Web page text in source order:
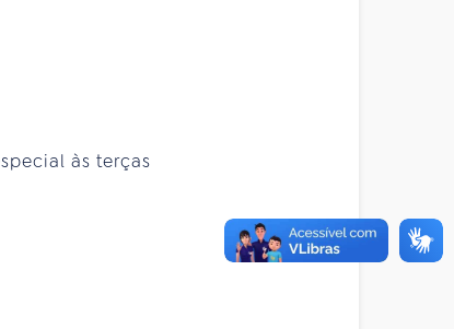
às terças